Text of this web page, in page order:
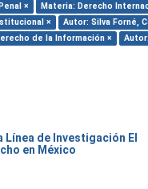
× Materia: Derecho
× Autor: Silva Forné,
de la Información ×
Línea de Investigación El
en México